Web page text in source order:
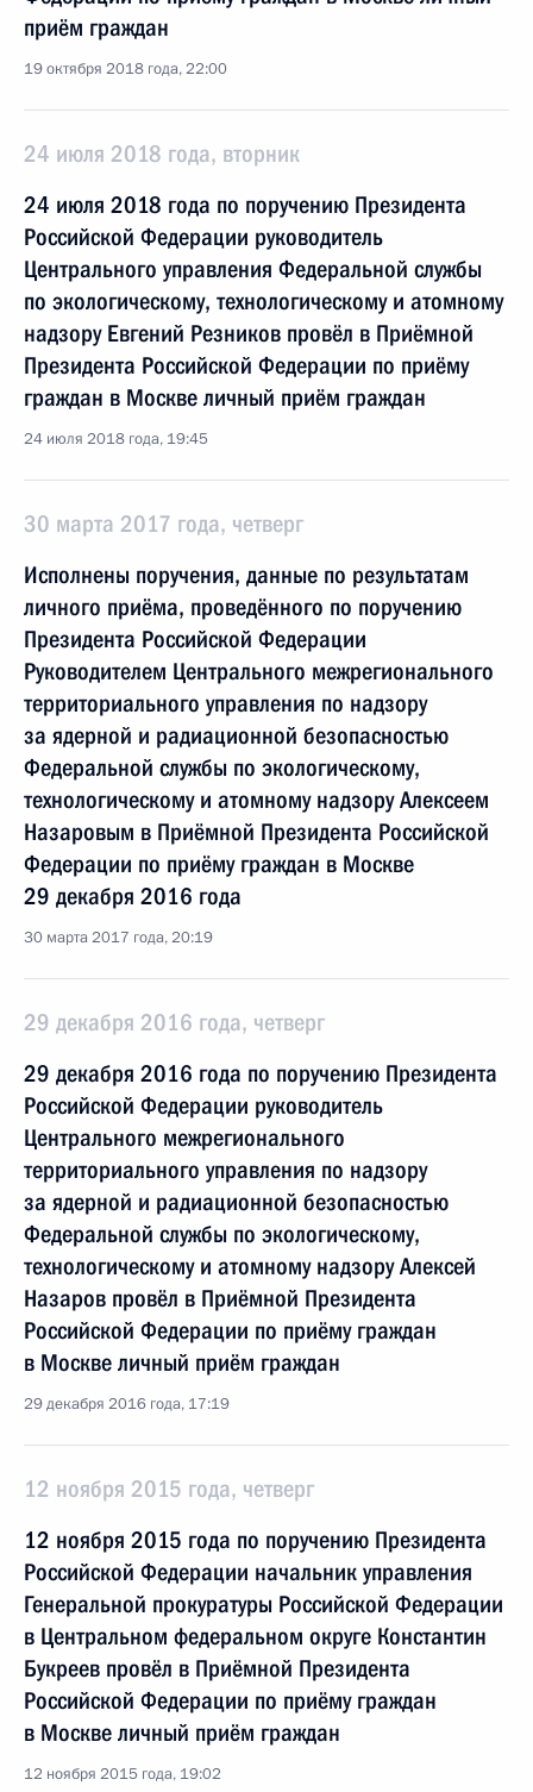
приём граждан
19 октября 2018 года, 22:00
24 июля 2018 года, вторник
24 июля 2018 года по поручению Президента
Российской Федерации руководитель
Центрального управления Федеральной службы
по экологическому, технологическому и атомному
надзору Евгений Резников провёл в Приёмной
Президента Российской Федерации по приёму
граждан в Москве личный приём граждан
24 июля 2018 года, 19:45
30 марта 2017 года, четверг
Исполнены поручения, данные по результатам
личного приёма, проведённого по поручению
Президента Российской Федерации
Руководителем Центрального межрегионального
территориального управления по надзору
за ядерной и радиационной безопасностью
Федеральной службы по экологическому,
технологическому и атомному надзору Алексеем
Назаровым в Приёмной Президента Российской
Федерации по приёму граждан в Москве
29 декабря 2016 года
30 марта 2017 года, 20:19
29 декабря 2016 года, четверг
29 декабря 2016 года по поручению Президента
Российской Федерации руководитель
Центрального межрегионального
территориального управления по надзору
за ядерной и радиационной безопасностью
Федеральной службы по экологическому,
технологическому и атомному надзору Алексей
Назаров провёл в Приёмной Президента
Российской Федерации по приёму граждан
в Москве личный приём граждан
29 декабря 2016 года, 17:19
12 ноября 2015 года, четверг
12 ноября 2015 года по поручению Президента
Российской Федерации начальник управления
Генеральной прокуратуры Российской Федерации
в Центральном федеральном округе Константин
Букреев провёл в Приёмной Президента
Российской Федерации по приёму граждан
в Москве личный приём граждан
12 ноября 2015 года, 19:02